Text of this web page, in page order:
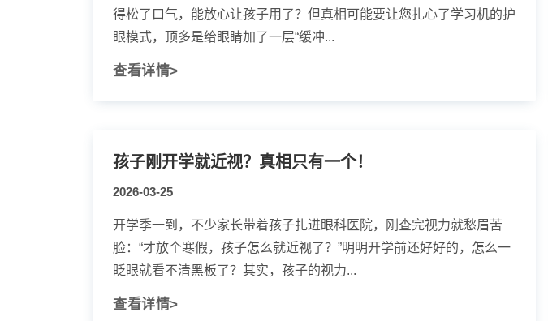
得松了口气，能放心让孩子用了？但真相可能要让您扎心了学习机的护
眼模式，顶多是给眼睛加了一层“缓冲...
查看详情>
孩子刚开学就近视？真相只有一个！
2026-03-25
开学季一到，不少家长带着孩子扎进眼科医院，刚查完视力就愁眉苦
脸：“才放个寒假，孩子怎么就近视了？”明明开学前还好好的，怎么一
眨眼就看不清黑板了？其实，孩子的视力...
查看详情>